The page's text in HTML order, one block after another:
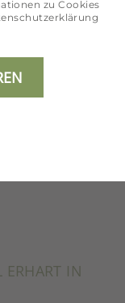
IN
zu Cookies